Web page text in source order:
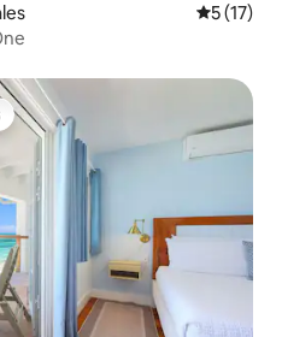
5 (17)
plus appréciés